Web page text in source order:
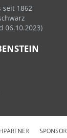
seit 1862
06.10.2023)